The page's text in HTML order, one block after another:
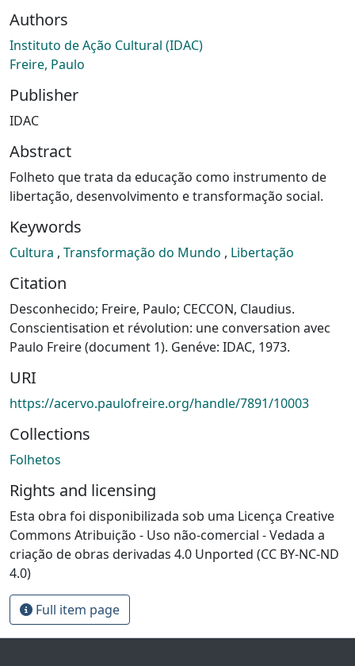
Authors
Instituto de Ação Cultural (IDAC)
Freire, Paulo
Publisher
IDAC
Abstract
Folheto que trata da educação como instrumento de
libertação, desenvolvimento e transformação social.
Keywords
Cultura , Transformação do Mundo , Libertação
Citation
Desconhecido; Freire, Paulo; CECCON, Claudius.
Conscientisation et révolution: une conversation avec
Paulo Freire (document 1). Genéve: IDAC, 1973.
URI
https://acervo.paulofreire.org/handle/7891/10003
Collections
Folhetos
Rights and licensing
Esta obra foi disponibilizada sob uma Licença Creative
Commons Atribuição - Uso não-comercial - Vedada a
criação de obras derivadas 4.0 Unported (CC BY-NC-ND
4.0)
Full item page